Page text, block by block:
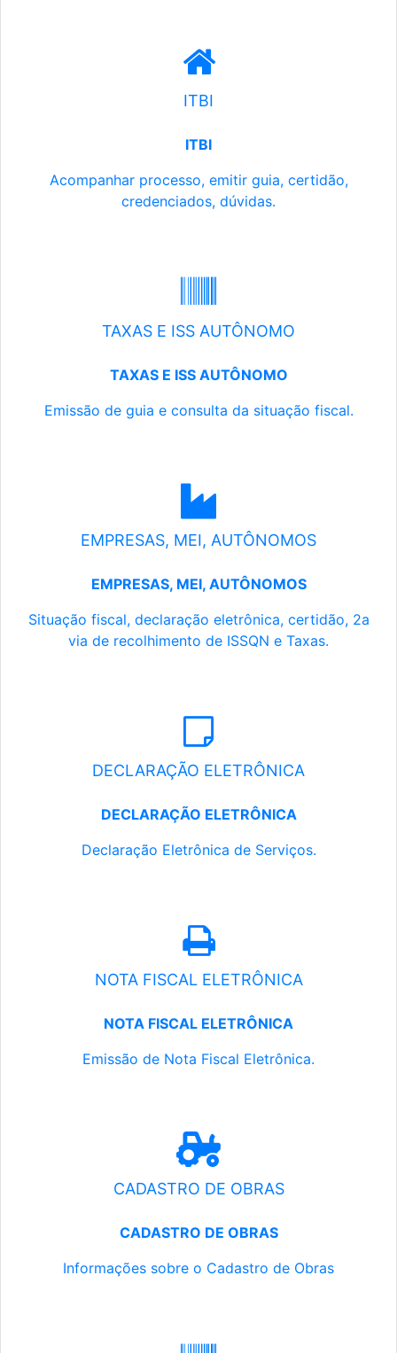
ITBI
ITBI
Acompanhar processo, emitir guia, certidão,
credenciados, dúvidas.
TAXAS E ISS AUTÔNOMO
TAXAS E ISS AUTÔNOMO
Emissão de guia e consulta da situação fiscal.
EMPRESAS, MEI, AUTÔNOMOS
EMPRESAS, MEI, AUTÔNOMOS
Situação fiscal, declaração eletrônica, certidão, 2a
via de recolhimento de ISSQN e Taxas.
DECLARAÇÃO ELETRÔNICA
DECLARAÇÃO ELETRÔNICA
Declaração Eletrônica de Serviços.
NOTA FISCAL ELETRÔNICA
NOTA FISCAL ELETRÔNICA
Emissão de Nota Fiscal Eletrônica.
CADASTRO DE OBRAS
CADASTRO DE OBRAS
Informações sobre o Cadastro de Obras